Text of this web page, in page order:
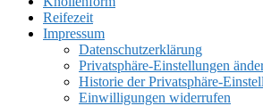
Reifezeit
Impressum
Datenschutzerklärung
Privatsphäre-Einstellungen
Historie der Privatsphäre-
Einwilligungen widerrufen